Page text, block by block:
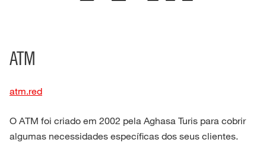
ATM
atm.red
O ATM foi criado em 2002 pela Aghasa Turis para cobrir
algumas necessidades específicas dos seus clientes.